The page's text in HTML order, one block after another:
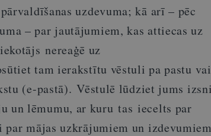
uzdevuma; kā arī – pēc
– par jautājumiem, kas attiecas uz
nereaģē uz
tam ierakstītu vēstuli pa pastu vai
(e-pastā). Vēstulē lūdziet jums
un lēmumu, ar kuru tas iecelts par
mājas uzkrājumiem un